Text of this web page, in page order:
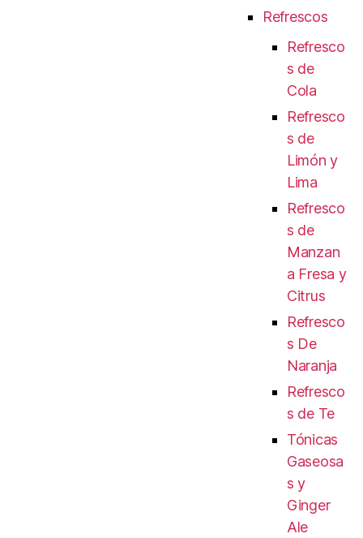
Refrescos
Refresco
s de
Cola
Refresco
s de
Limón y
Lima
Refresco
s de
Manzan
a Fresa y
Citrus
Refresco
s De
Naranja
Refresco
s de Te
Tónicas
Gaseosa
s y
Ginger
Ale